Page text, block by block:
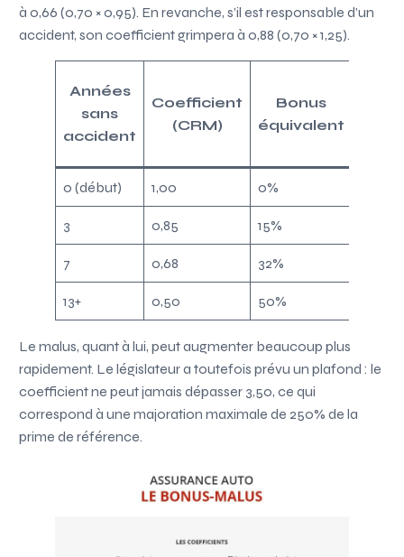
à 0,66 (0,70 × 0,95). En revanche, s’il est responsable d’un
accident, son coefficient grimpera à 0,88 (0,70 × 1,25).
Années
sans
accident
Coefficient
(CRM)
Bonus
équivalent
0 (début) 1,00 0%
3 0,85 15%
7 0,68 32%
13+ 0,50 50%
Le malus, quant à lui, peut augmenter beaucoup plus
rapidement. Le législateur a toutefois prévu un plafond : le
coefficient ne peut jamais dépasser 3,50, ce qui
correspond à une majoration maximale de 250% de la
prime de référence.